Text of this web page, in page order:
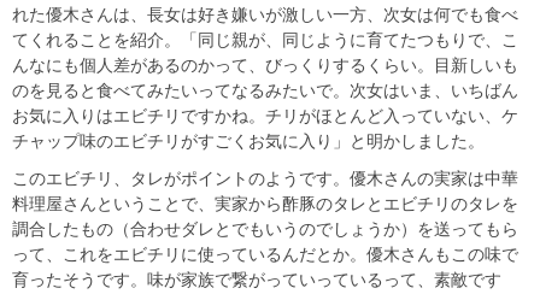
れた優木さんは、長女は好き嫌いが激しい一方、次女は何でも食べ
てくれることを紹介。「同じ親が、同じように育てたつもりで、こ
んなにも個人差があるのかって、びっくりするくらい。目新しいも
のを見ると食べてみたいってなるみたいで。次女はいま、いちばん
お気に入りはエビチリですかね。チリがほとんど入っていない、ケ
チャップ味のエビチリがすごくお気に入り」と明かしました。
このエビチリ、タレがポイントのようです。優木さんの実家は中華
料理屋さんということで、実家から酢豚のタレとエビチリのタレを
調合したもの（合わせダレとでもいうのでしょうか）を送ってもら
って、これをエビチリに使っているんだとか。優木さんもこの味で
育ったそうです。味が家族で繋がっていっているって、素敵です